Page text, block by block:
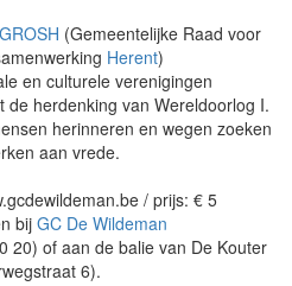
GROSH (Gemeentelijke Raad voor
Herent)
en culturele verenigingen
herdenking van Wereldoorlog I.
herinneren en wegen zoeken
aan vrede.
/ prijs: € 5
bij GC De Wildeman
20) of aan de balie van De Kouter
6).